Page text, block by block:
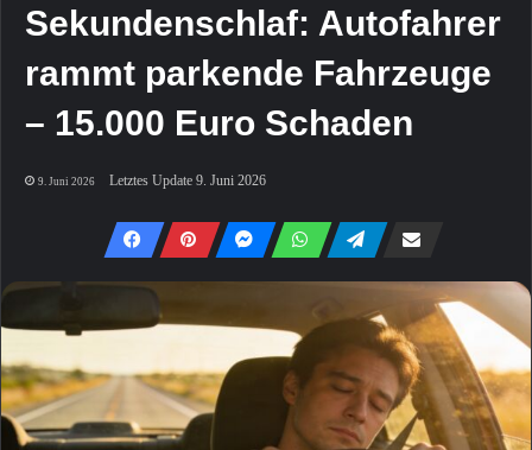
Sekundenschlaf: Autofahrer
rammt parkende Fahrzeuge
– 15.000 Euro Schaden
9. Juni 2026 Letztes Update 9. Juni 2026